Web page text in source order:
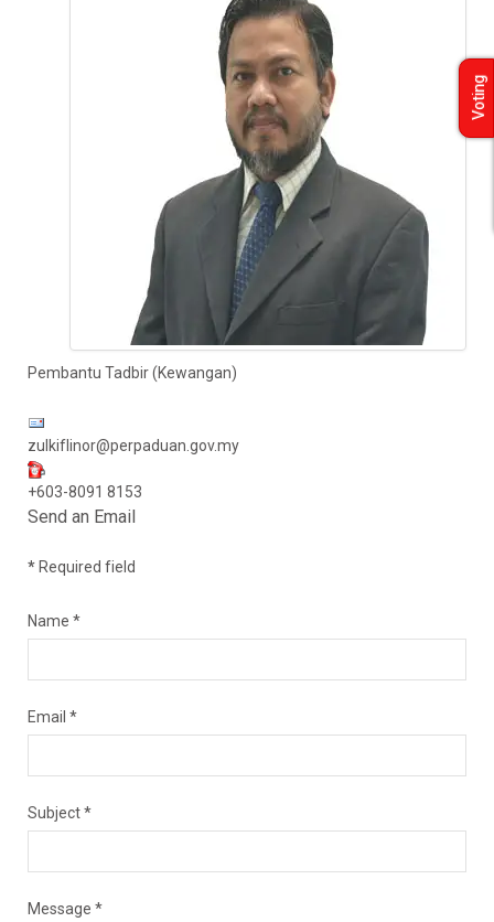
Pembantu Tadbir (Kewangan)
zulkiflinor@perpaduan.gov.my
+603-8091 8153
Send an Email
* Required field
Name *
Email *
Subject*
Message *
Voting